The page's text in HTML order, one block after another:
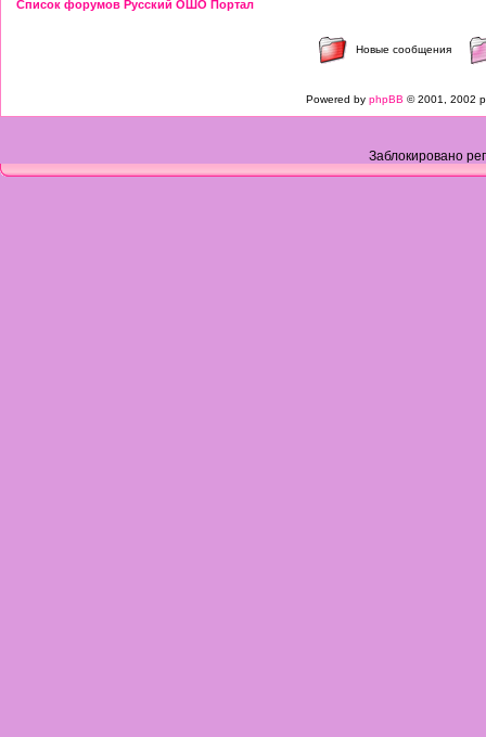
Список форумов Русский ОШО Портал
Новые сообщения
Powered by phpBB © 2001, 2002
Заблокировано